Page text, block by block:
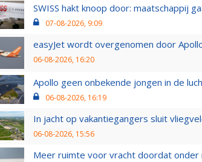
SWISS hakt knoop door: maatschappij
07-08-2026, 9:09
easyJet wordt overgenomen door
06-08-2026, 16:20
Apollo geen onbekende jongen in de
06-08-2026, 16:19
In jacht op vakantiegangers sluit
06-08-2026, 15:56
Meer ruimte voor vracht doordat